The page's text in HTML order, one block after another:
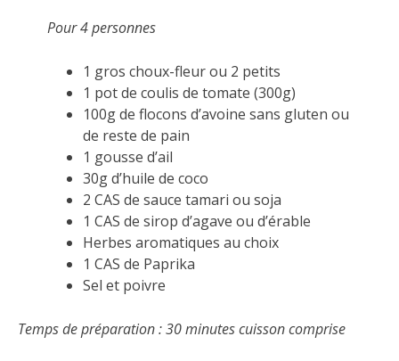
Pour 4 personnes
1 gros choux-fleur ou 2 petits
1 pot de coulis de tomate (300g)
100g de flocons d’avoine sans gluten ou
de reste de pain
1 gousse d’ail
30g d’huile de coco
2 CAS de sauce tamari ou soja
1 CAS de sirop d’agave ou d’érable
Herbes aromatiques au choix
1 CAS de Paprika
Sel et poivre
Temps de préparation : 30 minutes cuisson comprise